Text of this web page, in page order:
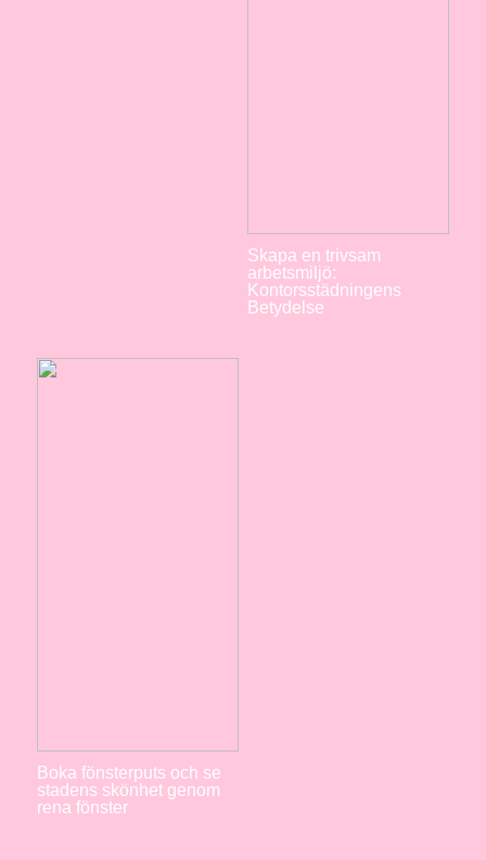
Skapa en trivsam
arbetsmiljö:
Kontorsstädningens
Betydelse
Boka fönsterputs och se
stadens skönhet genom
rena fönster